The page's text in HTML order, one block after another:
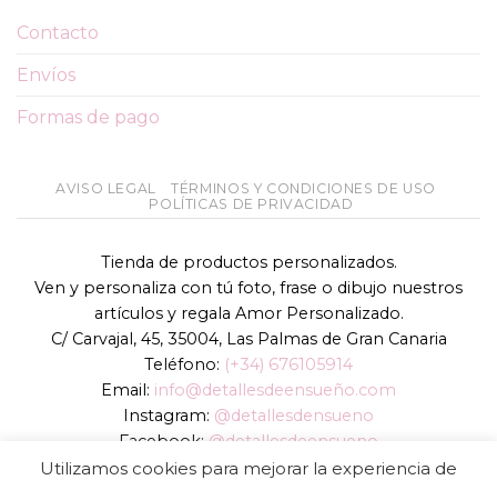
Contacto
Envíos
Formas de pago
AVISO LEGAL
TÉRMINOS Y CONDICIONES DE USO
POLÍTICAS DE PRIVACIDAD
Tienda de productos personalizados.
Ven y personaliza con tú foto, frase o dibujo nuestros
artículos y regala Amor Personalizado.
C/ Carvajal, 45, 35004, Las Palmas de Gran Canaria
Teléfono: (+34) 676105914
Email: info@detallesdeensueño.com
Instagram: @detallesdensueno
Facebook: @detallesdeensueno
TikTok: @detallesdensueno
Utilizamos cookies para mejorar la experiencia de